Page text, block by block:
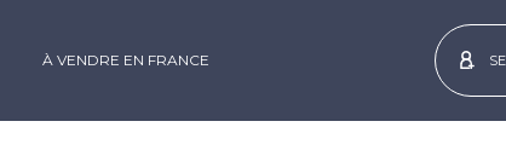
À VENDRE EN FRANCE